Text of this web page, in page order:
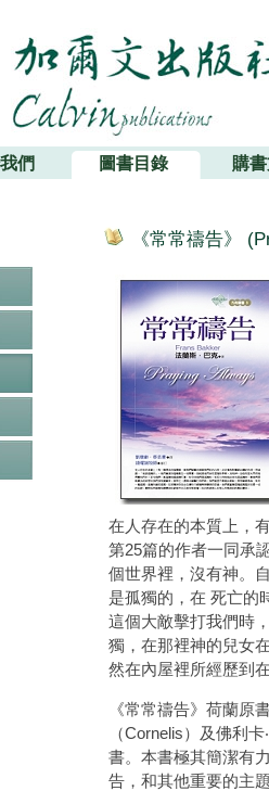
們 圖書目錄 購
《常常禱告》
在人存在的本質上，
第25篇的作者一同承
個世界裡，沒有神。
是孤獨的，在 死亡的
這個大敵擊打我們時
獨，在那裡神的兒女
然在內屋裡所經歷到
《常常禱告》荷蘭原
（Cornelis）及佛利
書。本書極其簡潔有
告，和其他重要的主